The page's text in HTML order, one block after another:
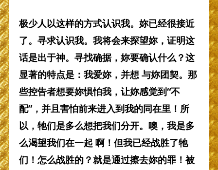
极少人以这样的方式认识我。妳已经很接近
了。寻求认识我。我将会来探望妳，证明这
话是出于神。寻找确据，妳要确认什么？这
显著的特点是：我爱妳，并想 与妳团契。那
些控告者想要妳惧怕我，让妳感觉到“不
配”，并且害怕前来进入到我的同在里！所
以，牠们是多么想把我们分开。噢，我是多
么渴望我们在一起 啊！但我已经战胜了牠
们！怎么战胜的？就是通过擦去妳的罪！被